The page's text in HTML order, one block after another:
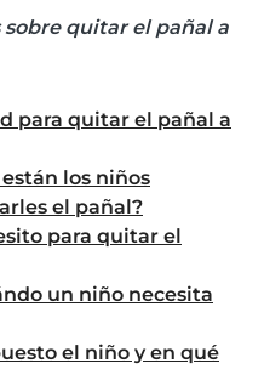
quitar el pañal a
para quitar el pañal a
los niños
el pañal?
para quitar el
un niño necesita
el niño y en qué